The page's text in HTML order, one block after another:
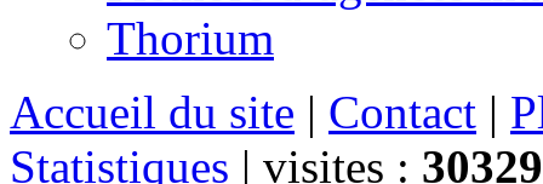
Thorium
Accueil du site | Contact |
Statistiques | visites :